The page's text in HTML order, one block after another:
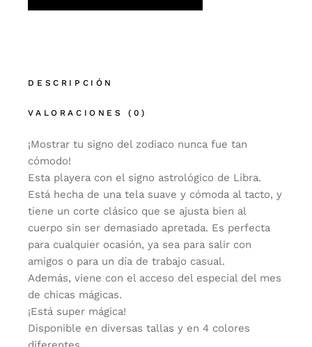
DESCRIPCIÓN
VALORACIONES (0)
¡Mostrar tu signo del zodiaco nunca fue tan
cómodo!
Esta playera con el signo astrológico de Libra.
Está hecha de una tela suave y cómoda al tacto, y
tiene un corte clásico que se ajusta bien al
cuerpo sin ser demasiado apretada. Es perfecta
para cualquier ocasión, ya sea para salir con
amigos o para un día de trabajo casual.
Además, viene con el acceso del especial del mes
de chicas mágicas.
¡Está super mágica!
Disponible en diversas tallas y en 4 colores